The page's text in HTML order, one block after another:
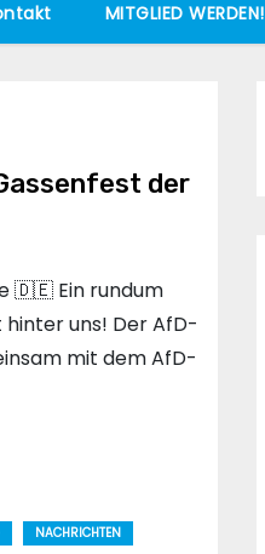
MITGLIED WERDEN!
der
🇩🇪 Ein rundum
uns! Der AfD-
mit dem AfD-
NACHRICHTEN